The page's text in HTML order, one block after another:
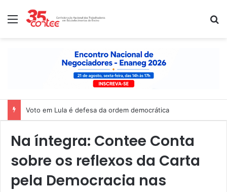
Menu
Voto em Lula é defesa da ordem democrática
Na íntegra: Contee Conta
sobre os reflexos da Carta
pela Democracia nas